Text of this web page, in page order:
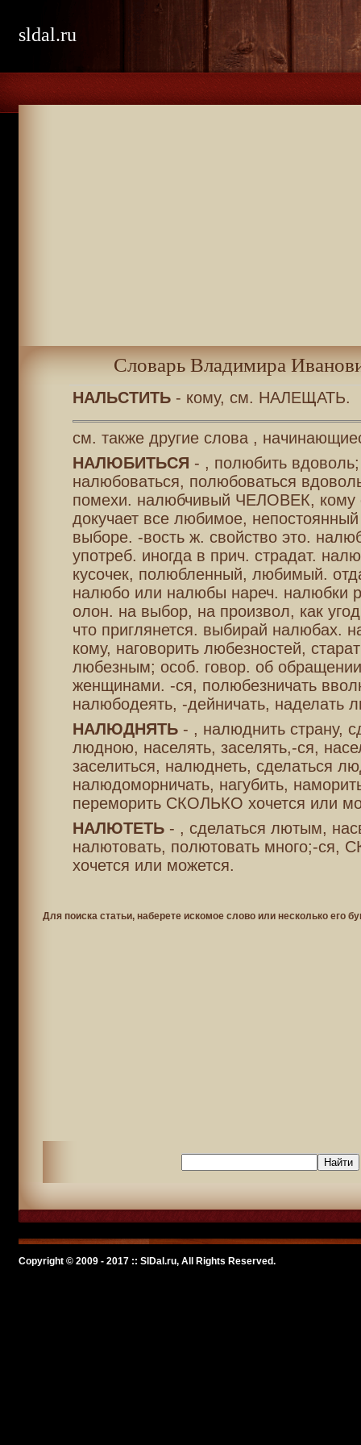
sldal.ru
Словарь Владимира
НАЛЬСТИТЬ- кому, см. НАЛЕЩАТЬ.
см. также другие слова ,
НАЛЮБИТЬСЯ - , полюбить вдоволь;
налюбоваться, полюбоваться
помехи. налюбчивый ЧЕЛОВЕК, кому
докучает все любимое,
выборе. -вость ж. свойство это.
употреб. иногда в прич. страдат.
кусочек, полюбленный, любимый.
налюбо или налюбы нареч. налюбки
олон. на выбор, на произвол, как
что приглянется. выбирай налюбах.
кому, наговорить любезностей,
любезным; особ. говор. об
женщинами. -ся, полюбезничать
налюбодеять, -дейничать, наделать
НАЛЮДНЯТЬ- , налюднить страну,
людною, населять, заселять,-ся,
заселиться, налюднеть, сделаться
налюдоморничать, нагубить,
переморить СКОЛЬКО хочется или
НАЛЮТЕТЬ- , сделаться лютым,
налютовать, полютовать много;-ся,
хочется или можется.
Для поиска статьи, наберете искомое слово или несколько его
Copyright © 2009 - 2017 :: SlDal.ru, All Rights Reserved.